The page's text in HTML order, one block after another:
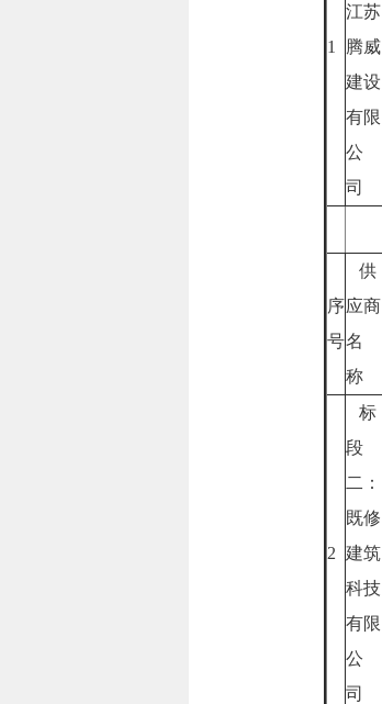
1
江苏
腾威
建设
有限
公
司
序
号
供
应商
名
称
2
标
段
二：
既修
建筑
科技
有限
公
司